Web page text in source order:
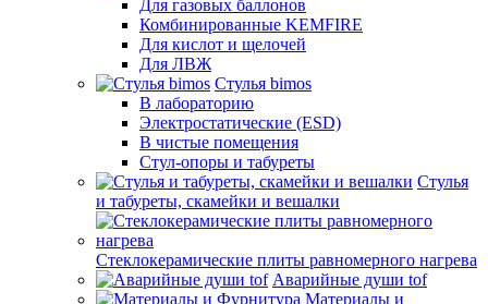
Для газовых баллонов
Комбинированные KEMFIRE
Для кислот и щелочей
Для ЛВЖ
Стулья bimos
В лабораторию
Электростатические (ESD)
В чистые помещения
Стул-опоры и табуреты
Стулья
и табуреты, скамейки и вешалки
Стеклокерамические плиты равномерного нагрева
Аварийные души tof
Материалы и